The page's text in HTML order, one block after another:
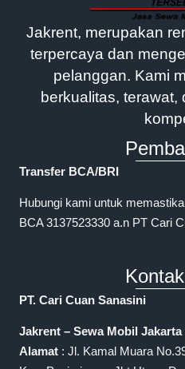
Jakrent, merupakan
terpercaya dan
pelanggan. Kami
berkualitas, terawat,
Transfer BCA/BRI
Hubungi kami untuk
BCA 3137523330 a.n PT Cari
PT. Cari Cuan Sanasini
Jakrent – Sewa Mobil Jakarta
Alamat : Jl. Kamal Muara